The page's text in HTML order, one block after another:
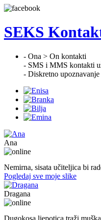
SEKS
- Ona > On kontakti
- SMS i MMS kontakti
- Diskretno upoznavanje
Ana
Nemirna, sisata učiteljica bi
Pogledaj sve moje slike
Dragana
Dugokosa ljepotica traži